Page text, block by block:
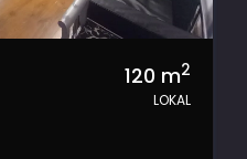
120 m2
LOKAL